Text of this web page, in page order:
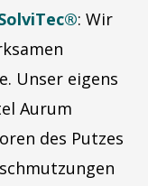
: Wir
Unser eigens
Aurum
des Putzes